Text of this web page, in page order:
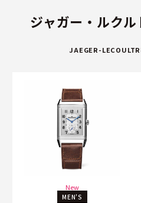
ジャガー・ルク
JAEGER-
New
MEN'S